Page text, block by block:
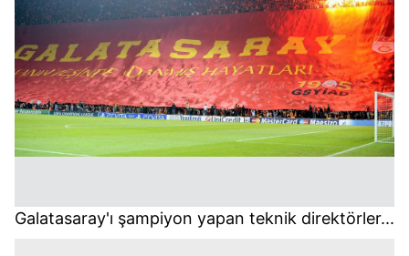
Galatasaray'ı şampiyon yapan teknik direktörler...